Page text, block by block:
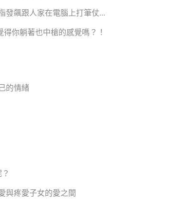
發飆跟人家在電腦上打筆仗...
你躺著也中槍的感覺嗎？！
的情緒
與疼愛子女的愛之間